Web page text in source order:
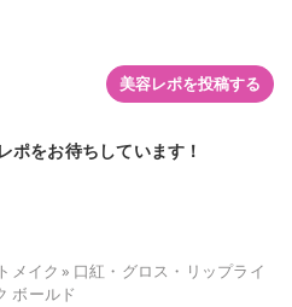
美容レポを投稿する
ポをお待ちしています！
メイク » 口紅・グロス・リップライ
ボールド